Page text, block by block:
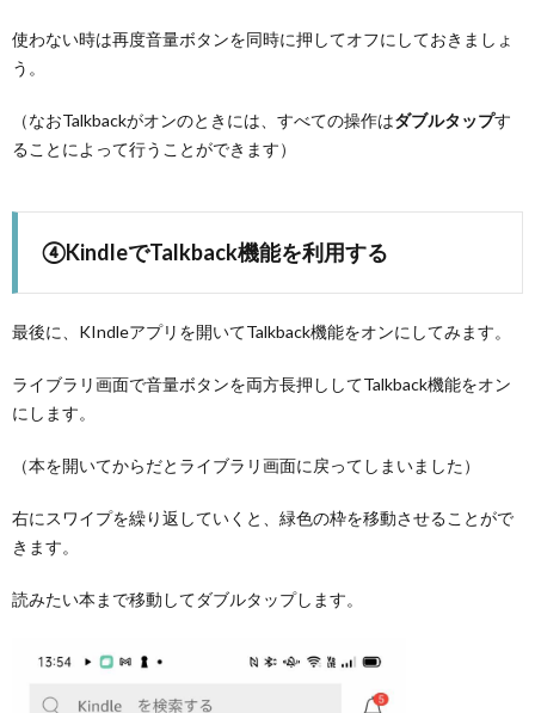
使わない時は再度音量ボタンを同時に押してオフにしておきましょ
う。
（なおTalkbackがオンのときには、すべての操作はダブルタップす
ることによって行うことができます）
④KindleでTalkback機能を利用する
最後に、KIndleアプリを開いてTalkback機能をオンにしてみます。
ライブラリ画面で音量ボタンを両方長押ししてTalkback機能をオン
にします。
（本を開いてからだとライブラリ画面に戻ってしまいました）
右にスワイプを繰り返していくと、緑色の枠を移動させることがで
きます。
読みたい本まで移動してダブルタップします。